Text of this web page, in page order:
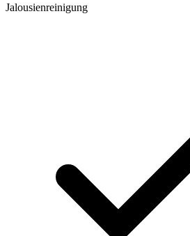
Jalousienreinigung